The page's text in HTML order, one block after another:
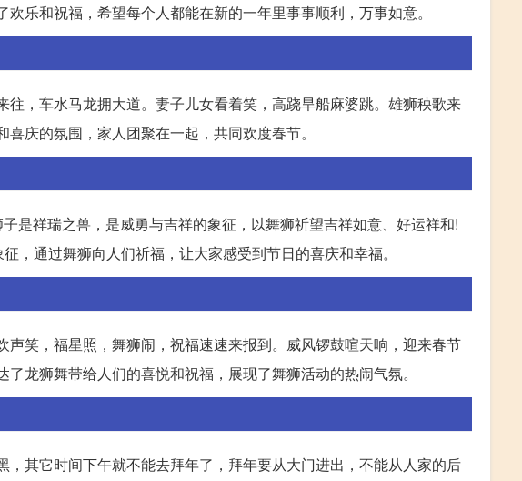
乐和祝福，希望每个人都能在新的一年里事事顺利，万事如意。
，车水马龙拥大道。妻子儿女看着笑，高跷旱船麻婆跳。雄狮秧歌来
庆的氛围，家人团聚在一起，共同欢度春节。
是祥瑞之兽，是威勇与吉祥的象征，以舞狮祈望吉祥如意、好运祥和!
，通过舞狮向人们祈福，让大家感受到节日的喜庆和幸福。
笑，福星照，舞狮闹，祝福速速来报到。威风锣鼓喧天响，迎来春节
龙狮舞带给人们的喜悦和祝福，展现了舞狮活动的热闹气氛。
其它时间下午就不能去拜年了，拜年要从大门进出，不能从人家的后